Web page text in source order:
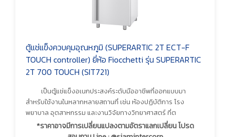
ตู้แช่แข็งควบคุมอุณหภูมิ (SUPERARTIC 2T ECT-F
TOUCH controller) ยี่ห้อ Fiocchetti รุ่น SUPERARTIC
2T 700 TOUCH (SIT721)
เป็นตู้แช่แข็งอเนกประสงค์ระดับมืออาชีพที่ออกแบบมา
สำหรับใช้งานในหลากหลายสถานที่ เช่น ห้องปฏิบัติการ โรง
พยาบาล อุตสาหกรรม และงานวิจัยทางวิทยาศาสตร์ ที่ต
*ราคาอาจมีการเปลี่ยนแปลงตามอัตราแลกเปลี่ยน โปรด